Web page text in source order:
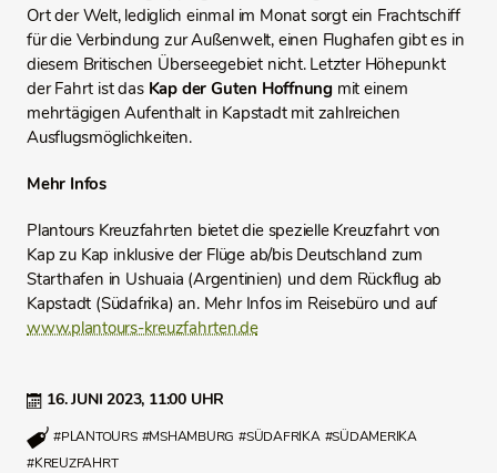
16. JUNI 2023, 11:00 UHR
#PLANTOURS #MSHAMBURG #SÜDAFRIKA #SÜDAMERIKA
#KREUZFAHRT
Ort der Welt, lediglich einmal im Monat sorgt ein Frachtschiff
für die Verbindung zur Außenwelt, einen Flughafen gibt es in
diesem Britischen Überseegebiet nicht. Letzter Höhepunkt
der Fahrt ist das Kap der Guten Hoffnungmit einem
mehrtägigen Aufenthalt in Kapstadt mit zahlreichen
Ausflugsmöglichkeiten.
Mehr Infos
Plantours Kreuzfahrten bietet die spezielle Kreuzfahrt von
Kap zu Kap inklusive der Flüge ab/bis Deutschland zum
Starthafen in Ushuaia (Argentinien) und dem Rückflug ab
Kapstadt (Südafrika) an. Mehr Infos im Reisebüro und auf
www.plantours-kreuzfahrten.de